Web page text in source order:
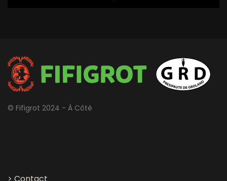
© Fifigrot 2024 - À Côté